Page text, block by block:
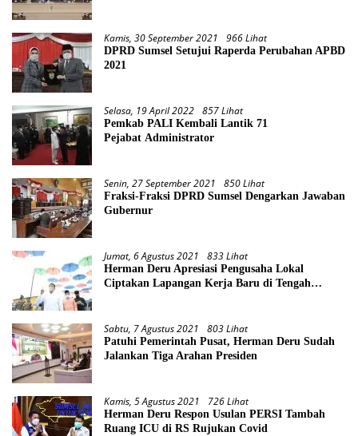
Kamis, 30 September 2021 966 Lihat
DPRD Sumsel Setujui Raperda Perubahan APBD
2021
Selasa, 19 April 2022 857 Lihat
Pemkab PALI Kembali Lantik 71
Pejabat Administrator
Senin, 27 September 2021 850 Lihat
Fraksi-Fraksi DPRD Sumsel Dengarkan Jawaban
Gubernur
Jumat, 6 Agustus 2021 833 Lihat
Herman Deru Apresiasi Pengusaha Lokal
Ciptakan Lapangan Kerja Baru di Tengah
Sabtu, 7 Agustus 2021 803 Lihat
Patuhi Pemerintah Pusat, Herman Deru Sudah
Jalankan Tiga Arahan Presiden
Kamis, 5 Agustus 2021 726 Lihat
Herman Deru Respon Usulan PERSI Tambah
Ruang ICU di RS Rujukan Covid